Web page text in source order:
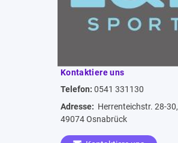
Kontaktiere uns
Telefon: 0541 331130
Adresse: Herrenteichstr. 28-30,
49074 Osnabrück